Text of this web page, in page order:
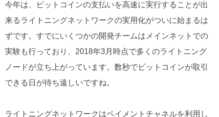
今年は、ビットコインの支払いを高速に実行することが出
来るライトニングネットワークの実用化がついに始まるは
ずです。すでにいくつかの開発チームはメインネットでの
実験も行っており、2018年3月時点で多くのライトニング
ノードが立ち上がっています。数秒でビットコインが取引
できる日が待ち遠しいですね。
ライトニングネットワークはペイメントチャネルを利用し